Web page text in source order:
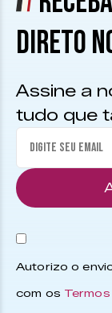
DIRETO
Assine a
tudo que
Autorizo o
com os